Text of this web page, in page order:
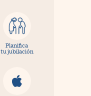
Planifica
tu jubilación